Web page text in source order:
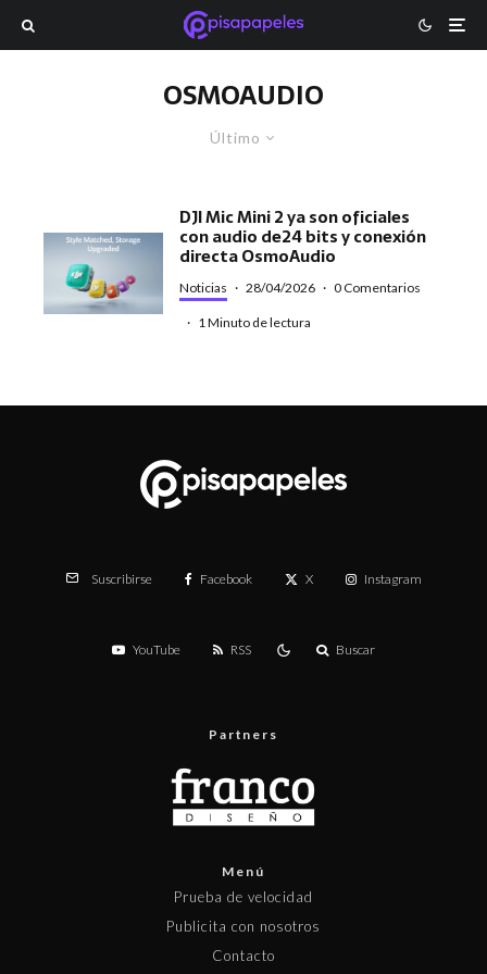
OSMOAUDIO
Último
DJI Mic Mini 2 ya son oficiales
con audio de24 bits y conexión
directa OsmoAudio
Noticias · 28/04/2026 · 0 Comentarios
· 1 Minuto de lectura
Suscribirse Facebook X Instagram
YouTube RSS Buscar
Partners
Menú
Prueba de velocidad
Publicita con nosotros
Contacto